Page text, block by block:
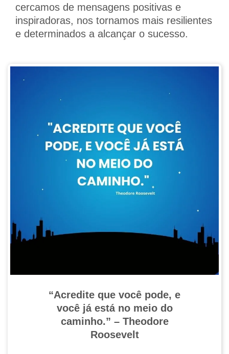
cercamos de mensagens positivas e
inspiradoras, nos tornamos mais resilientes
e determinados a alcançar o sucesso.
“Acredite que você pode, e
você já está no meio do
caminho.” – Theodore
Roosevelt